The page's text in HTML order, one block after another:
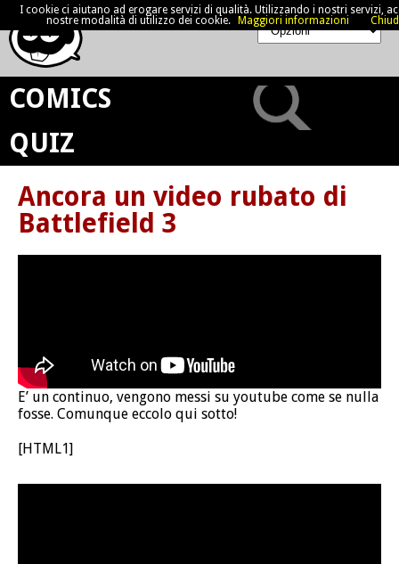
COMICS
QUIZ
Ancora un video rubato di
Battlefield 3
E’ un continuo, vengono messi su youtube come se nulla
fosse. Comunque eccolo qui sotto!
[HTML1]
I cookie ci aiutano ad erogare servizi di qualità. Utilizzando i nostri servizi,
nostre modalità di utilizzo dei cookie.
Maggiori informazioni